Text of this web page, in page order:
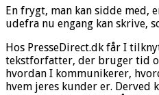
En frygt, man kan sidde med,
udefra nu engang kan skrive,
Hos PresseDirect.dk får I
tekstforfatter, der bruger tid
hvordan I kommunikerer,
hvem jeres kunder er.